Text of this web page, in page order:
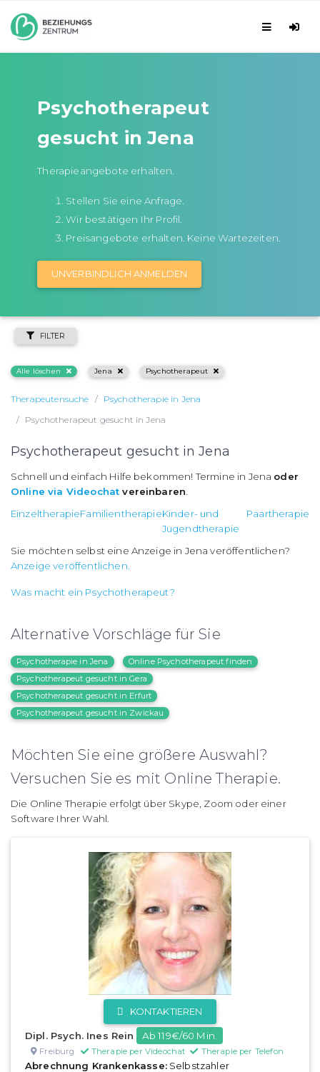
Psychotherapeut
gesucht in Jena
Therapieangebote erhalten.
Stellen Sie eine Anfrage.
Wir bestätigen Ihr Profil.
Preisangebote erhalten. Keine Wartezeiten.
UNVERBINDLICH ANMELDEN
FILTER
Alle löschen Jena Psychotherapeut
Therapeutensuche
Psychotherapie in Jena
Psychotherapeut gesucht in Jena
Psychotherapeut gesucht in Jena
Schnell und einfach Hilfe bekommen! Termine in Jena oder
Online via Videochat vereinbaren
EinzeltherapieFamilientherapieKinder- und
Jugendtherapie
Paartherapie
Sie möchten selbst eine Anzeige in Jena veröffentlichen?
Anzeige veröffentlichen.
Was macht ein Psychotherapeut?
Alternative Vorschläge für Sie
Psychotherapie in Jena
Online Psychotherapeut finden
Psychotherapeut gesucht in Gera
Psychotherapeut gesucht in Erfurt
Psychotherapeut gesucht in Zwickau
Möchten Sie eine größere Auswahl?
Versuchen Sie es mit Online Therapie.
Die Online Therapie erfolgt über Skype, Zoom oder einer
Software Ihrer Wahl.
KONTAKTIEREN
Dipl. Psych. Ines Rein Ab 119€/60 Min.
Freiburg Therapie per Videochat Therapie per Telefon
Abrechnung Krankenkasse:Selbstzahler